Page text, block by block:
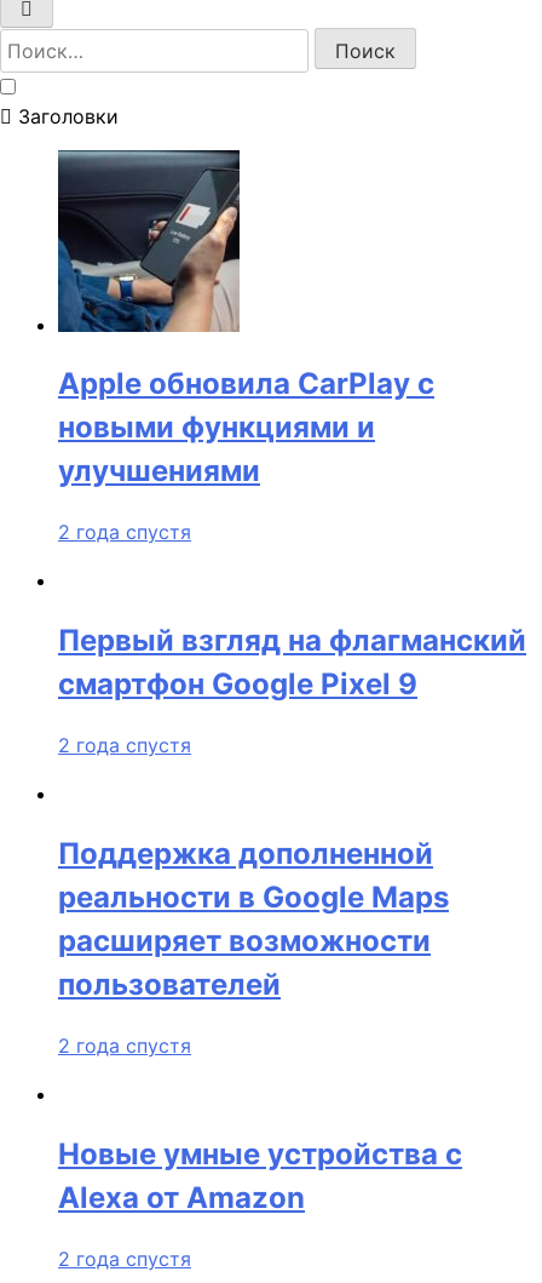
Найти:
Заголовки
Apple обновила CarPlay с
новыми функциями и
улучшениями
2 года спустя
Первый взгляд на флагманский
смартфон Google Pixel 9
2 года спустя
Поддержка дополненной
реальности в Google Maps
расширяет возможности
пользователей
2 года спустя
Новые умные устройства с
Alexa от Amazon
2 года спустя